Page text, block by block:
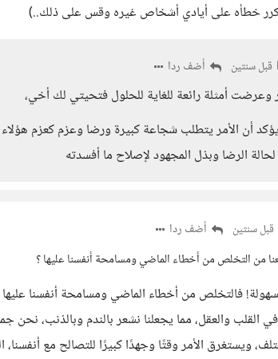
خطأه على أيادي أشخاص غيره وقس على ذلك..)
قبل سنتين أضف ردا
وعرضت أمثلة رائعة للغاية للحلول فتحيتي لك أخي،
أن الأمر يتطلب شجاعة كبيرة ورضا وعزم كعزم
الرضا وبذل المجهود لإصلاح ما أفسدته
قبل سنتين
أضف ردا
من التخلص من أخطاء الماضي ومسامحة أنفسنا عليها ؟
فالتخلص من أخطاء الماضي ومسامحة أنفسنا
القلب والعقل، مما يجعلنا نشعر بالندم وبالذنب،
ويستغرق الأمر وقتًا وجهدًا كبيرًا للتصالح مع أنفسنا،